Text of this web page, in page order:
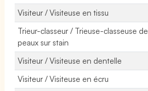
Visiteur / Visiteuse en tissu
Trieur-classeur / Trieuse-classeuse de
peaux sur stain
Visiteur / Visiteuse en dentelle
Visiteur / Visiteuse en écru